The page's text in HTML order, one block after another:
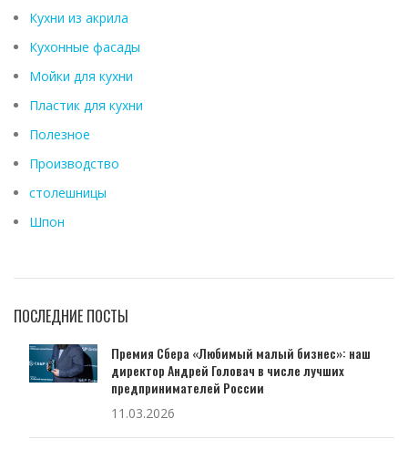
Кухни из акрила
Кухонные фасады
Мойки для кухни
Пластик для кухни
Полезное
Производство
столешницы
Шпон
ПОСЛЕДНИЕ ПОСТЫ
Премия Сбера «Любимый малый бизнес»: наш
директор Андрей Головач в числе лучших
предпринимателей России
11.03.2026